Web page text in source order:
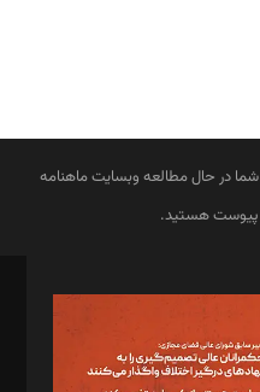
شما در حال مطالعه وبسایت ماهنامه
پیوست هستید.